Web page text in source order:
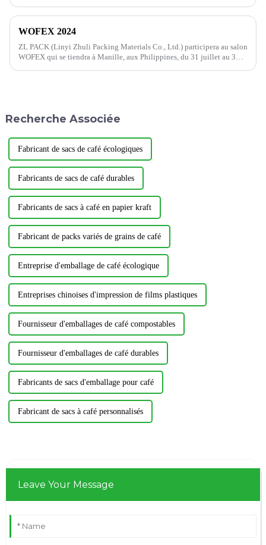
WOFEX 2024
ZL PACK (Linyi Zhuli Packing Materials Co., Ltd.) participera au salon
WOFEX qui se tiendra à Manille, aux Philippines, du 31 juillet au 3
Recherche Associée
Fabricant de sacs de café écologiques
Fabricants de sacs de café durables
Fabricants de sacs à café en papier kraft
Fabricant de packs variés de grains de café
Entreprise d'emballage de café écologique
Entreprises chinoises d'impression de films plastiques
Fournisseur d'emballages de café compostables
Fournisseur d'emballages de café durables
Fabricants de sacs d'emballage pour café
Fabricant de sacs à café personnalisés
Leave Your Message